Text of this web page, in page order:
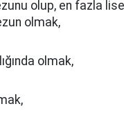
olup, en fazla
olmak,
olmak,